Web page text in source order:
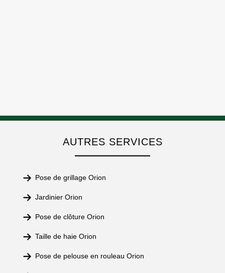
AUTRES SERVICES
Pose de grillage Orion
Jardinier Orion
Pose de clôture Orion
Taille de haie Orion
Pose de pelouse en rouleau Orion